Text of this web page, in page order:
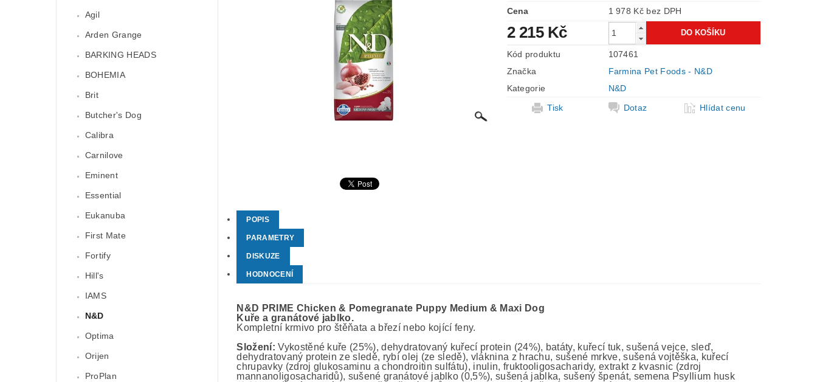
Agil
Arden Grange
BARKING HEADS
BOHEMIA
Brit
Butcher's Dog
Calibra
Carnilove
Eminent
Essential
Eukanuba
First Mate
Fortify
Hill's
IAMS
N&D
Optima
Orijen
ProPlan
Cena
1 978 Kč bez DPH
2 215 Kč
Kód produktu
107461
Značka
Farmina Pet Foods - N&D
Kategorie
N&D
Tisk
Dotaz Hlídat cenu
POPIS
PARAMETRY
DISKUZE
HODNOCENÍ
N&D PRIME Chicken & Pomegranate Puppy Medium & Maxi Dog
Kuře a granátové jablko.
Kompletní krmivo pro štěňata a březí nebo kojící feny.
Složení: Vykostěné kuře (25%), dehydratovaný kuřecí protein (24%), batáty, kuřecí tuk, sušená vejce, sleď,
dehydratovaný protein ze sledě, rybí olej (ze sledě), vláknina z hrachu, sušené mrkve, sušená vojtěška, kuřecí
chrupavky (zdroj glukosaminu a chondroitin sulfátu), inulin, fruktooligosacharidy, extrakt z kvasnic (zdroj
mannanoligosacharidů), sušené granátové jablko (0,5%), sušená jablka, sušený špenát, semena Psyllium husk